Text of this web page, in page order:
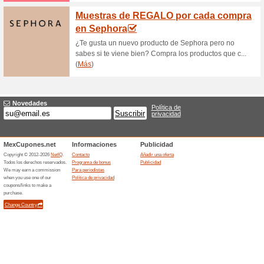
Lush aporta su granito de
Champús y jabones
55% ha funcionado
Cuida tu cabello y piel
sólidos de Lush en los que
plástico en nuestra